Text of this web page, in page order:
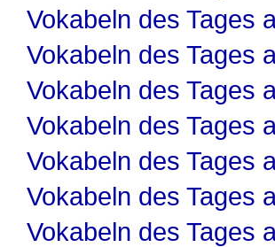
Vokabeln des Tages
Vokabeln des Tages
Vokabeln des Tages
Vokabeln des Tages
Vokabeln des Tages
Vokabeln des Tages
Vokabeln des Tages